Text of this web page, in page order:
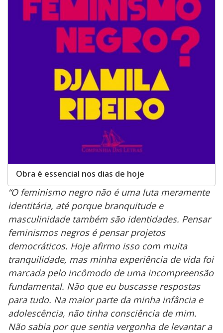
Obra é essencial nos dias de hoje
“O feminismo negro não é uma luta meramente
identitária, até porque branquitude e
masculinidade também são identidades. Pensar
feminismos negros é pensar projetos
democráticos. Hoje afirmo isso com muita
tranquilidade, mas minha experiência de vida foi
marcada pelo incômodo de uma incompreensão
fundamental. Não que eu buscasse respostas
para tudo. Na maior parte da minha infância e
adolescência, não tinha consciência de mim.
Não sabia por que sentia vergonha de levantar a